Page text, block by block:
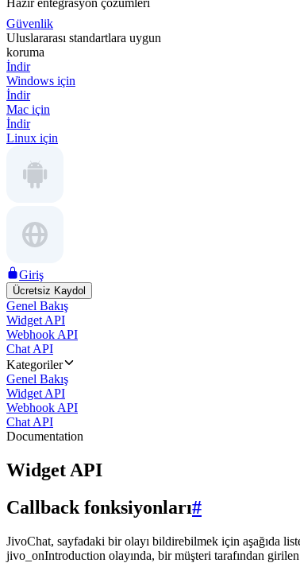
Hazır entegrasyon çözümleri
Güvenlik
Uluslararası standartlara uygun
koruma
İndir
Windows için
İndir
Mac için
İndir
Linux için
Giriş
Ücretsiz Kaydol
Genel Bakış
Widget API
Webhook API
Chat API
Kategoriler
Genel Bakış
Widget API
Webhook API
Chat API
Documentation
Widget API
Callback fonksiyonları#
JivoChat, sayfadaki bir olayı bildirebilmek için aşağıda
jivo_onIntroduction olayında, bir müşteri tarafından